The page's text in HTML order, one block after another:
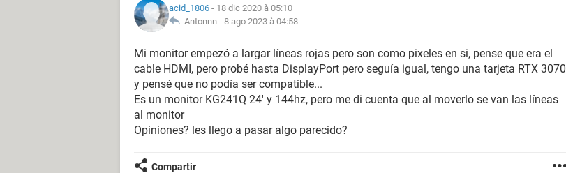
acid_1806 - 18 dic 2020 à 05:10
Antonnn - 8 ago 2023 à 04:58
Mi monitor empezó a largar líneas rojas pero son como pixeles en si, pense que era el
cable HDMI, pero probé hasta DisplayPort pero seguía igual, tengo una tarjeta RTX 3070
y pensé que no podía ser compatible...
Es un monitor KG241Q 24' y 144hz, pero me di cuenta que al moverlo se van las líneas
al monitor
Opiniones? les llego a pasar algo parecido?
Compartir